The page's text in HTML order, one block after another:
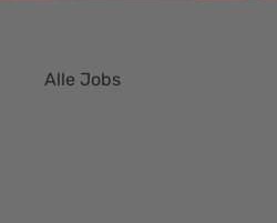
Alle Jobs